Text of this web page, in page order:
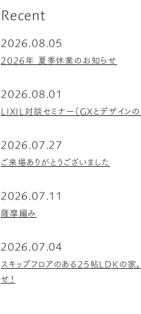
Recent
2026.08.05
2026年 夏季休業のお知らせ
2026.08.01
LIXIL対談セミナー（GXとデザインの
2026.07.27
ご来場ありがとうございました
2026.07.11
薩摩編み
2026.07.04
スキップフロアのある25帖LDKの家
せ！